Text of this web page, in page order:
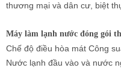
thương mại và dân cư, biệt
Máy làm lạnh nước đóng gói
Chế độ điều hòa mát Công
Nước lạnh đầu vào và nước